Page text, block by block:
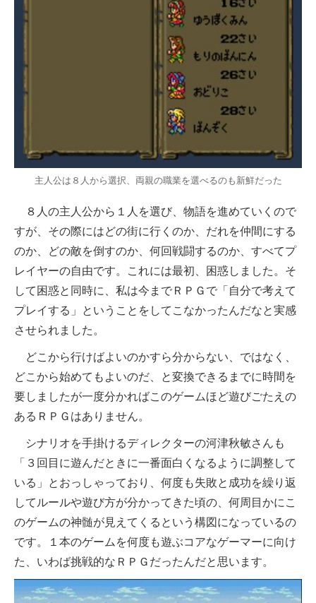
主人公は８人から選択、両親の職業を選べるのも新鮮だった
８人の主人公から１人を選び、物語を進めていくので
すが、その際にはどの街に行くのか、だれを仲間にする
のか、どの敵を倒すのか、何回戦闘するのか、すべてプ
レイヤーの自由です。これには最初、困惑しました。そ
して困惑と同時に、私は今までＲＰＧで「自分で考えて
プレイする」ということをしてこなかったんだなと実感
させられました。
どこから行けばよいのかすら分からない、ではなく、
どこから始めてもよいのだ、と変換できるまでに時間を
要しましたが一度分かればこのゲームほど遊びごたえの
あるＲＰＧはありません。
シナリオを手掛けるディレクターの河津秋敏さんも
「３回目に遊んだときに一番面白くなるように調整して
いる」とおっしゃっており、何度も失敗と成功を繰り返
してルールや遊び方が分かってきた頃の、何周目かにこ
のゲームの神髄が見えてくるという構図になっているの
です。１本のゲームを何度も遊ぶコアなゲーマーに向け
た、いわば挑戦的なＲＰＧだったんだと思います。